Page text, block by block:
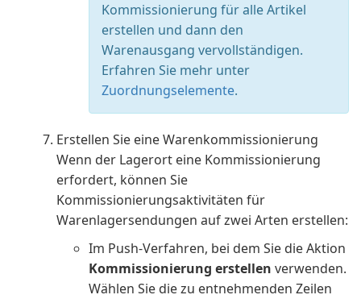
Kommissionierung für alle Artikel
erstellen und dann den
Warenausgang vervollständigen.
Erfahren Sie mehr unter
Zuordnungselemente.
Erstellen Sie eine Warenkommissionierung
Wenn der Lagerort eine Kommissionierung
erfordert, können Sie
Kommissionierungsaktivitäten für
Warenlagersendungen auf zwei Arten erstellen:
Im Push-Verfahren, bei dem Sie die Aktion
Kommissionierung erstellen verwenden.
Wählen Sie die zu entnehmenden Zeilen